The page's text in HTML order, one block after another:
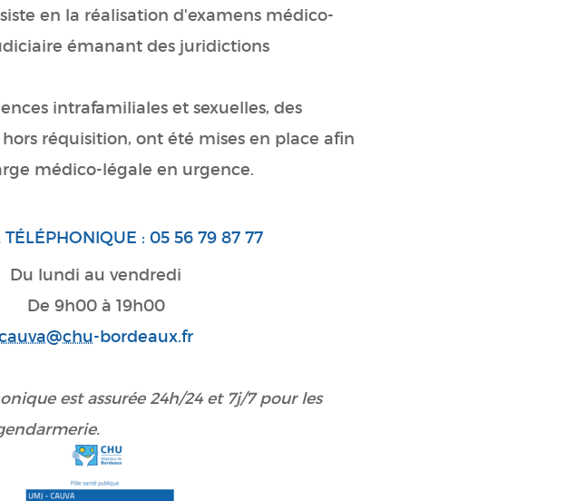
en la réalisation d'examens médico-
émanant des juridictions
intrafamiliales et sexuelles, des
réquisition, ont été mises en place afin
médico-légale en urgence.
TÉLÉPHONIQUE : 05 56 79 87 77
Du lundi au vendredi
De 9h00 à 19h00
@chu-bordeaux.fr
est assurée 24h/24 et 7j/7 pour les